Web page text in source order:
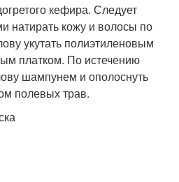
кефира. Следует
натирать кожу и волосы по
укутать полиэтиленовым
платком. По истечению
шампунем и ополоснуть
полевых трав.